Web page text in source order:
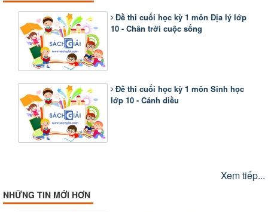
Đề thi cuối học kỳ 1 môn Địa lý lớp
10 - Chân trời cuộc sống
Đề thi cuối học kỳ 1 môn Sinh học
lớp 10 - Cánh diều
Xem tiếp...
NHỮNG TIN MỚI HƠN